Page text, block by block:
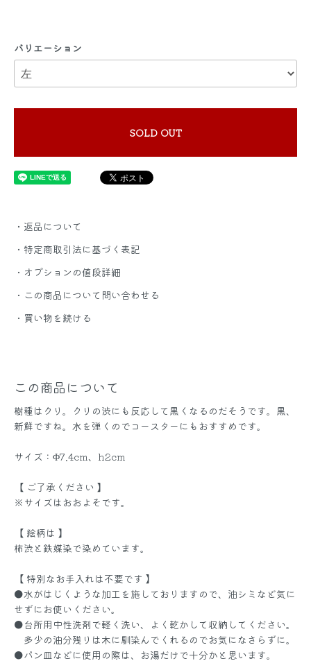
バリエーション
SOLD OUT
・返品について
・特定商取引法に基づく表記
・オプションの値段詳細
・この商品について問い合わせる
・買い物を続ける
この商品について
樹種はクリ。クリの渋にも反応して黒くなるのだそうです。黒、
新鮮ですね。水を弾くのでコースターにもおすすめです。
サイズ：Φ7.4cm、h2cm
【 ご了承ください 】
※サイズはおおよそです。
【 絵柄は 】
柿渋と鉄媒染で染めています。
【 特別なお手入れは不要です 】
●水がはじくような加工を施しておりますので、油シミなど気に
せずにお使いください。
●台所用中性洗剤で軽く洗い、よく乾かして収納してください。
多少の油分残りは木に馴染んでくれるのでお気になさらずに。
●パン皿などに使用の際は、お湯だけで十分かと思います。